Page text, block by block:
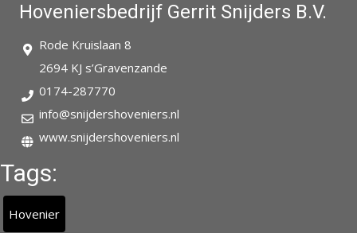
Hoveniersbedrijf Gerrit Snijders B.V.
Rode Kruislaan 8
2694 KJ s’Gravenzande
0174-287770
info@snijdershoveniers.nl
www.snijdershoveniers.nl
Tags:
Hovenier